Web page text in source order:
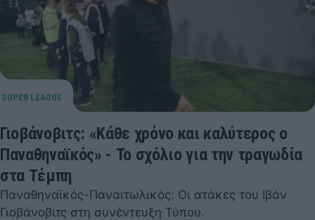
Γιοβάνοβιτς: «Κάθε χρόνο και καλύτερος ο
Παναθηναϊκός» - Το σχόλιο για την τραγωδία
στα Τέμπη
Παναθηναϊκός-Παναιτωλικός: Οι ατάκες του Ιβάν
Γιοβάνοβιτς στη συνέντευξη Τύπου.